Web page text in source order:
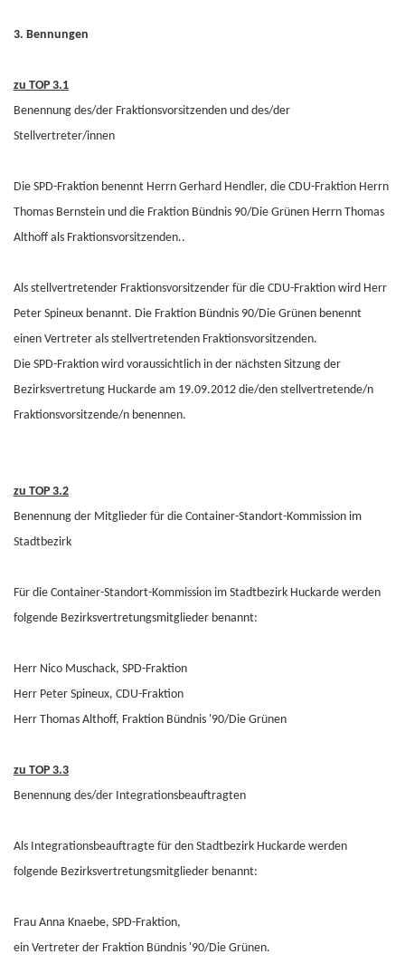
3. Bennungen
zu TOP 3.1
Benennung des/der Fraktionsvorsitzenden und des/der
Stellvertreter/innen
Die SPD-Fraktion benennt Herrn Gerhard Hendler, die CDU-Fraktion Herrn
Thomas Bernstein und die Fraktion Bündnis 90/Die Grünen Herrn Thomas
Althoff als Fraktionsvorsitzenden..
Als stellvertretender Fraktionsvorsitzender für die CDU-Fraktion wird Herr
Peter Spineux benannt. Die Fraktion Bündnis 90/Die Grünen benennt
einen Vertreter als stellvertretenden Fraktionsvorsitzenden.
Die SPD-Fraktion wird voraussichtlich in der nächsten Sitzung der
Bezirksvertretung Huckarde am 19.09.2012 die/den stellvertretende/n
Fraktionsvorsitzende/n benennen.
zu TOP 3.2
Benennung der Mitglieder für die Container-Standort-Kommission im
Stadtbezirk
Für die Container-Standort-Kommission im Stadtbezirk Huckarde werden
folgende Bezirksvertretungsmitglieder benannt:
Herr Nico Muschack, SPD-Fraktion
Herr Peter Spineux, CDU-Fraktion
Herr Thomas Althoff, Fraktion Bündnis '90/Die Grünen
zu TOP 3.3
Benennung des/der Integrationsbeauftragten
Als Integrationsbeauftragte für den Stadtbezirk Huckarde werden
folgende Bezirksvertretungsmitglieder benannt:
Frau Anna Knaebe, SPD-Fraktion,
ein Vertreter der Fraktion Bündnis '90/Die Grünen.